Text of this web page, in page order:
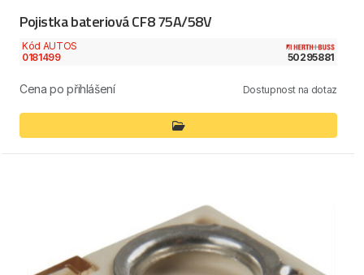
Pojistka bateriová CF8 75A/58V
Kód AUTOS
0181499
50295881
Cena po přihlášení Dostupnost na dotaz